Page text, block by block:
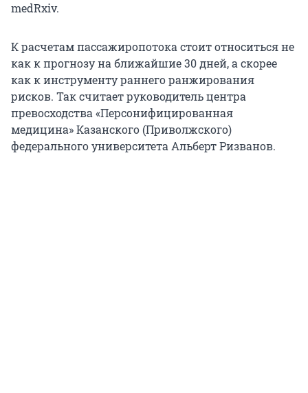
medRxiv.
К расчетам пассажиропотока стоит относиться не
как к прогнозу на ближайшие 30 дней, а скорее
как к инструменту раннего ранжирования
рисков. Так считает руководитель центра
превосходства «Персонифицированная
медицина» Казанского (Приволжского)
федерального университета Альберт Ризванов.